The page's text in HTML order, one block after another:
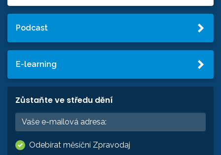
Podcast
E-learning
Zůstaňte ve středu dění
Odebírat měsíční Zpravodaj